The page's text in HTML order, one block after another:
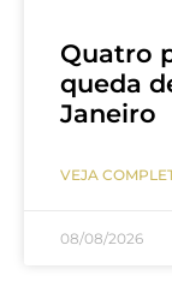
Quatro
queda
Janeiro
VEJA
08/08/2026